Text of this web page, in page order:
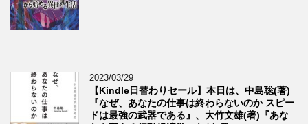
2023/03/29
【Kindle日替わりセール】本日は、中島聡(著)
『なぜ、あなたの仕事は終わらないのか スピー
ドは最強の武器である』、大竹文雄(著)『あな